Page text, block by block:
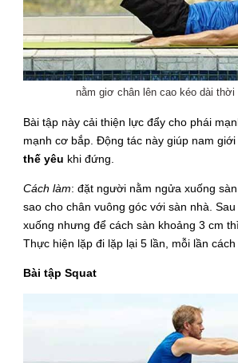
nằm giơ chân lên cao kéo dài thời
Bài tập này cải thiện lực đẩy cho phái
mạnh cơ bắp. Động tác này giúp nam
thế yêu khi đứng.
Cách làm: đặt người nằm ngửa xuống
sao cho chân vuông góc với sàn nhà.
xuống nhưng để cách sàn khoảng 3 cm
Thực hiện lặp đi lặp lại 5 lần, mỗi lần
Bài tập Squat